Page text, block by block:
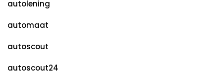
autolening
automaat
autoscout
autoscout24